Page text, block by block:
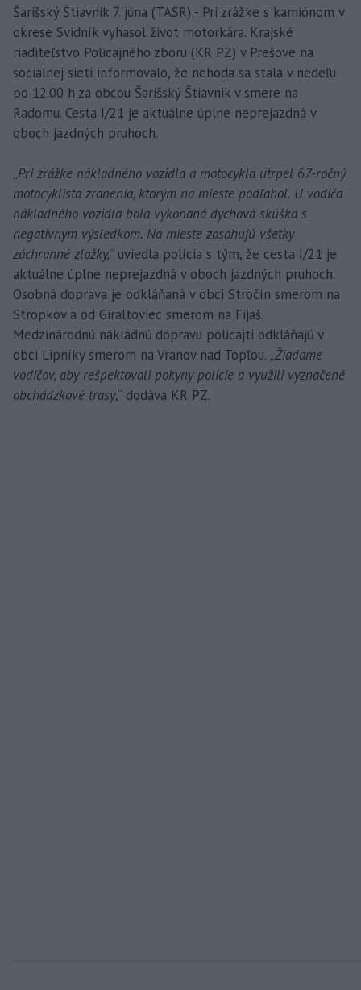
Šarišský Štiavnik 7. júna (TASR) - Pri zrážke s kamiónom v
okrese Svidník vyhasol život motorkára. Krajské
riaditeľstvo Policajného zboru (KR PZ) v Prešove na
sociálnej sieti informovalo, že nehoda sa stala v nedeľu
po 12.00 h za obcou Šarišský Štiavnik v smere na
Radomu. Cesta I/21 je aktuálne úplne neprejazdná v
oboch jazdných pruhoch.
„Pri zrážke nákladného vozidla a motocykla utrpel 67-ročný
motocyklista zranenia, ktorým na mieste podľahol. U vodiča
nákladného vozidla bola vykonaná dychová skúška s
negatívnym výsledkom. Na mieste zasahujú všetky
záchranné zložky,“ uviedla polícia s tým, že cesta I/21 je
aktuálne úplne neprejazdná v oboch jazdných pruhoch.
Osobná doprava je odkláňaná v obci Stročín smerom na
Stropkov a od Giraltoviec smerom na Fijaš.
Medzinárodnú nákladnú dopravu policajti odkláňajú v
obci Lipníky smerom na Vranov nad Topľou. „Žiadame
vodičov, aby rešpektovali pokyny polície a využili vyznačené
obchádzkové trasy,“ dodáva KR PZ.